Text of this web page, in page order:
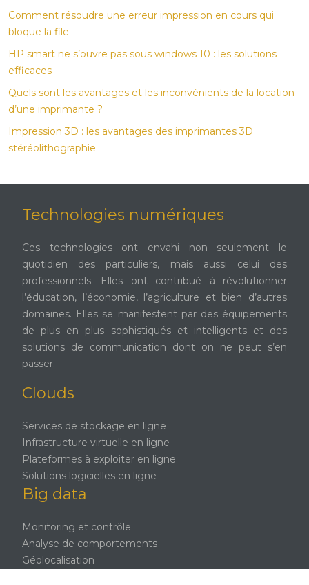
Comment résoudre une erreur impression en cours qui
bloque la file
HP smart ne s’ouvre pas sous windows 10 : les solutions
efficaces
Quels sont les avantages et les inconvénients de la location
d’une imprimante ?
Impression 3D : les avantages des imprimantes 3D
stéréolithographie
Technologies numériques
Ces technologies ont envahi non seulement le
quotidien des particuliers, mais aussi celui des
professionnels. Elles ont contribué à révolutionner
l’éducation, l’économie, l’agriculture et bien d’autres
domaines. Elles se manifestent par des équipements
de plus en plus sophistiqués et intelligents et des
solutions de communication dont on ne peut s’en
passer.
Clouds
Services de stockage en ligne
Infrastructure virtuelle en ligne
Plateformes à exploiter en ligne
Solutions logicielles en ligne
Big data
Monitoring et contrôle
Analyse de comportements
Géolocalisation